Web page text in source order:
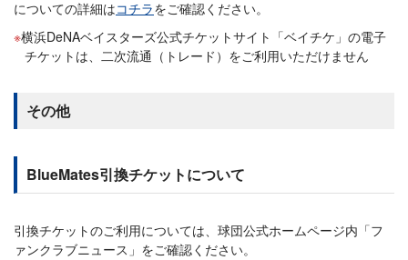
についての詳細はコチラをご確認ください。
横浜DeNAベイスターズ公式チケットサイト「ベイチケ」の電子
チケットは、二次流通（トレード）をご利用いただけません
その他
BlueMates引換チケットについて
引換チケットのご利用については、球団公式ホームページ内「フ
ァンクラブニュース」をご確認ください。